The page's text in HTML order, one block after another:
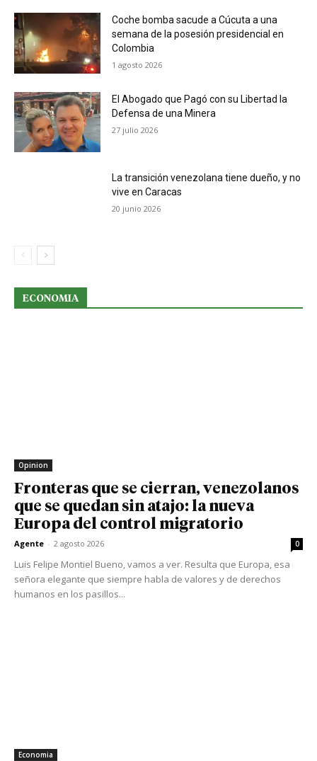
Coche bomba sacude a Cúcuta a una
semana de la posesión presidencial en
Colombia
1 agosto 2026
El Abogado que Pagó con su Libertad la
Defensa de una Minera
27 julio 2026
La transición venezolana tiene dueño, y no
vive en Caracas
20 junio 2026
ECONOMIA
Opinion
Fronteras que se cierran, venezolanos
que se quedan sin atajo: la nueva
Europa del control migratorio
Agente - 2 agosto 2026 0
Luis Felipe Montiel Bueno, vamos a ver. Resulta que Europa, esa
señora elegante que siempre habla de valores y de derechos
humanos en los pasillos...
Economia